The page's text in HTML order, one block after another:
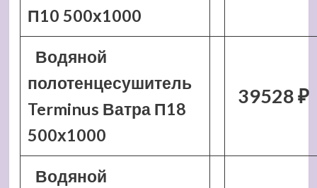
П10 500х1000
Водяной
полотенцесушитель
Terminus Ватра П18
500х1000
39528 ₽
Водяной